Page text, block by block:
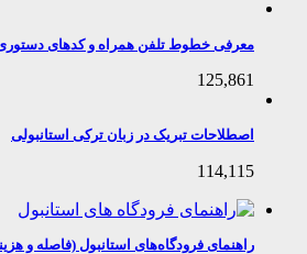
معرفی خطوط تلفن همراه و کدهای دستوری آنها
125,861
اصطلاحات تبریک در زبان ترکی استانبولی
114,115
راهنمای فرودگاه‌های استانبول (فاصله و هزینه